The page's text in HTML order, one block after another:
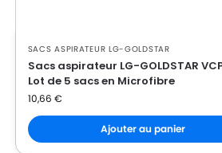
LG-
GOLDSTAR
LG-GOLDSTAR
LG-
GOLDSTAR
SACS ASPIRATEUR LG-GOLDSTAR
Sacs aspirateur LG-GOLDSTAR
Lot de 5 sacs en Microfibre
10,66 €
Ajouter au panier